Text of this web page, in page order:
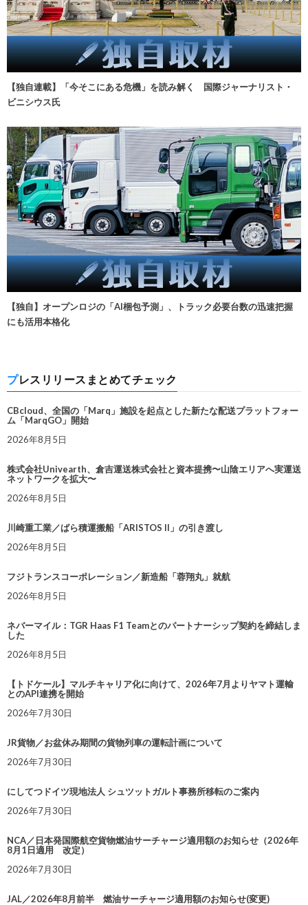
【独自連載】「今そこにある危機」を読み解く 国際ジャーナリスト・
ビニシウス氏
【独自】オープンロジの「AI梱包予測」、トラック必要台数の迅速把握
にも活用本格化
プレスリリースまとめてチェック
CBcloud、全国の「Marq」施設を起点とした新たな配送プラットフォー
ム「MarqGO」開始
2026年8月5日
株式会社Univearth、倉吉運送株式会社と資本提携〜山陰エリアへ実運送
ネットワークを拡大〜
2026年8月5日
川崎重工業／ばら積運搬船「ARISTOS II」の引き渡し
2026年8月5日
フジトランスコーポレーション／新造船「蓉翔丸」就航
2026年8月5日
ネバーマイル：TGR Haas F1 Teamとのパートナーシップ契約を締結しま
した
2026年8月5日
【トドケール】マルチキャリア化に向けて、2026年7月よりヤマト運輸
とのAPI連携を開始
2026年7月30日
JR貨物／お盆休み期間の貨物列車の運転計画について
2026年7月30日
にしてつドイツ現地法人 シュツットガルト事務所移転のご案内
2026年7月30日
NCA／日本発国際航空貨物燃油サーチャージ適用額のお知らせ（2026年
8月1日適用 改定）
2026年7月30日
JAL／2026年8月前半 燃油サーチャージ適用額のお知らせ(変更)